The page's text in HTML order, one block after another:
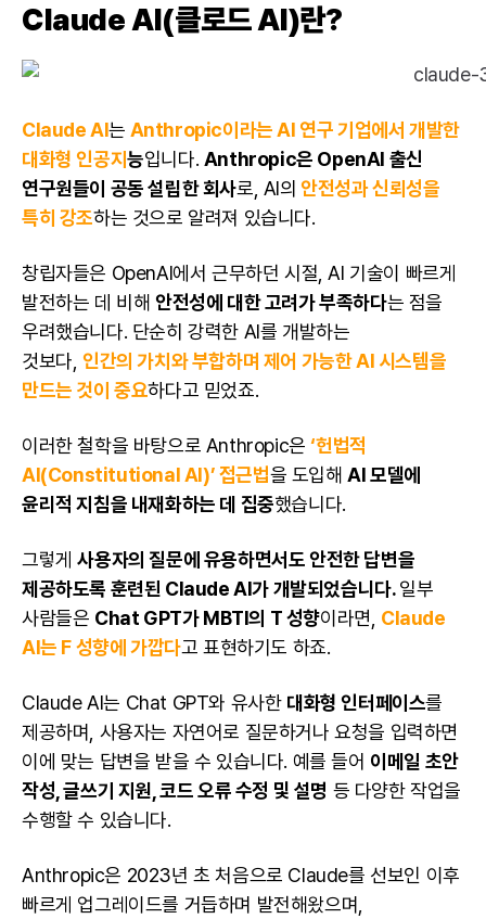
Claude AI(클로드 AI)란?
Claude AI는 Anthropic이라는 AI 연구 기업에서 개발한
대화형 인공지능입니다. Anthropic은 OpenAI 출신
연구원들이 공동 설립한 회사로, AI의 안전성과 신뢰성을
특히 강조하는 것으로 알려져 있습니다.
창립자들은 OpenAI에서 근무하던 시절, AI 기술이 빠르게
발전하는 데 비해 안전성에 대한 고려가 부족하다는 점을
우려했습니다. 단순히 강력한 AI를 개발하는
것보다, 인간의 가치와 부합하며 제어 가능한 AI 시스템을
만드는 것이 중요하다고 믿었죠.
이러한 철학을 바탕으로 Anthropic은 ‘헌법적
AI(Constitutional AI)’ 접근법을 도입해AI 모델에
윤리적 지침을 내재화하는 데 집중했습니다.
그렇게사용자의 질문에 유용하면서도 안전한 답변을
제공하도록 훈련된 Claude AI가 개발되었습니다.일부
사람들은 Chat GPT가 MBTI의 T 성향이라면, Claude
AI는 F 성향에 가깝다고 표현하기도 하죠.
Claude AI는 Chat GPT와 유사한 대화형 인터페이스를
제공하며, 사용자는 자연어로 질문하거나 요청을 입력하면
이에 맞는 답변을 받을 수 있습니다. 예를 들어 이메일 초안
작성, 글쓰기 지원, 코드 오류 수정 및 설명 등 다양한 작업을
수행할 수 있습니다.
Anthropic은 2023년 초 처음으로 Claude를 선보인 이후
빠르게 업그레이드를 거듭하며 발전해왔으며,